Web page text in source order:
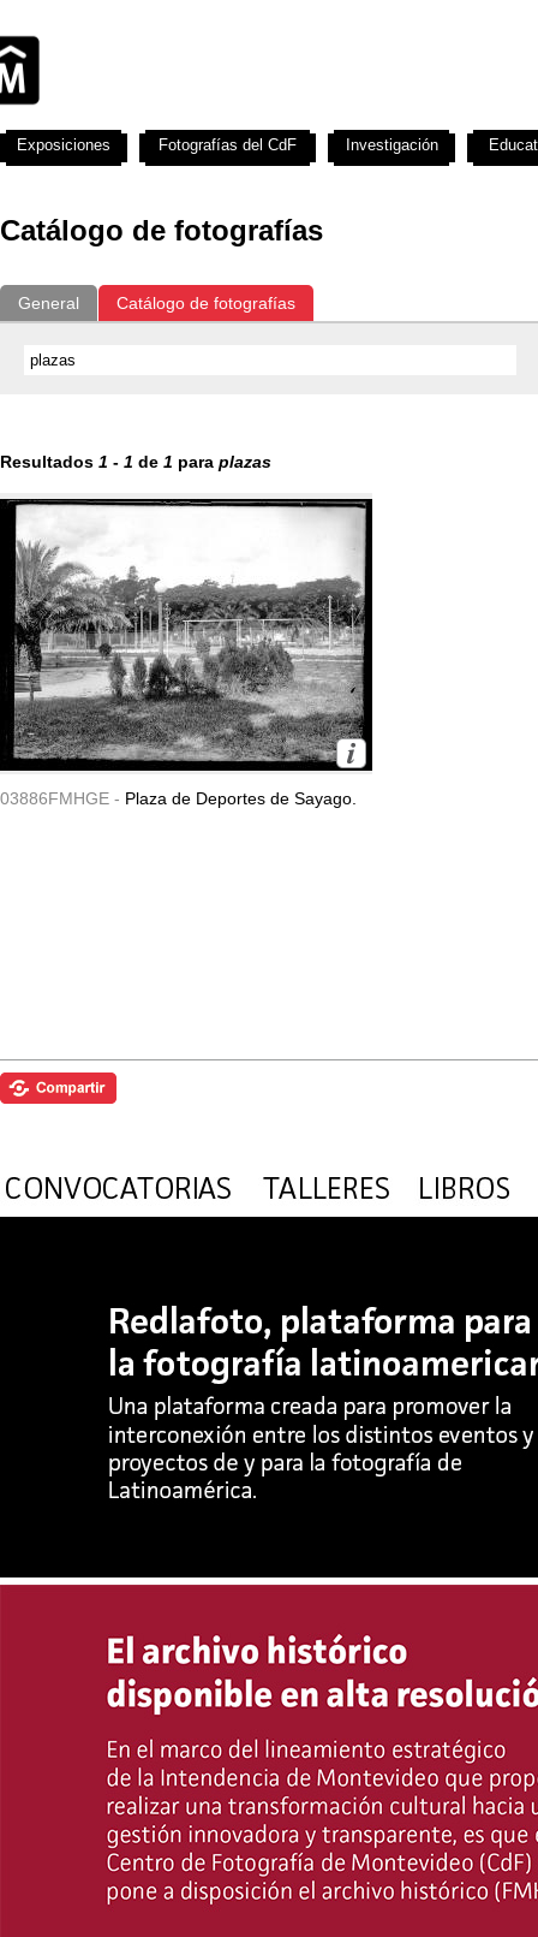
Catálogo de fotografías
General Catálogo de fotografías
Resultados 1 - 1 de 1 para plazas
03886FMHGE - Plaza de Deportes de Sayago.
Exposiciones Fotografías del CdF Investigación